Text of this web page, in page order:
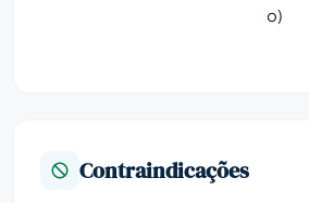
o)
Contraindicações